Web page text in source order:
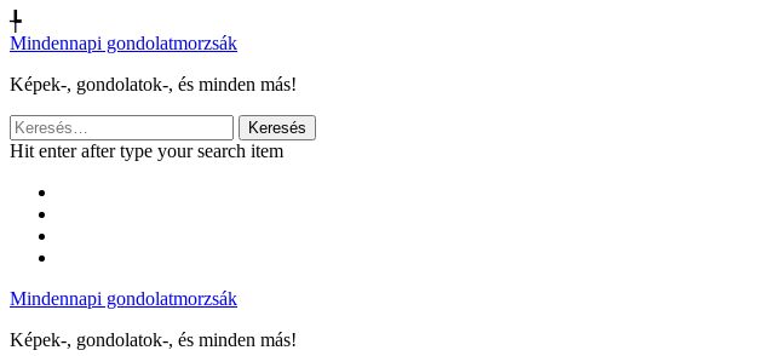
╄
Mindennapi gondolatmorzsák
Képek-, gondolatok-, és minden más!
Keresés:
Hit enter after type your search item
Mindennapi gondolatmorzsák
Képek-, gondolatok-, és minden más!